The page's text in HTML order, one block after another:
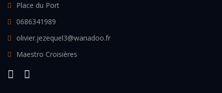
Place du Port
0686341989
olivier.jezequel3@wanadoo.fr
Maestro Croisières